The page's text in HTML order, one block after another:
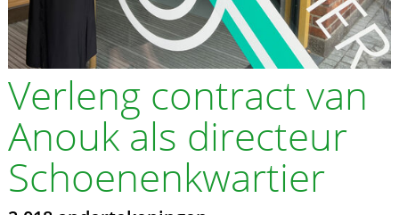
Verleng contract van
Anouk als directeur
Schoenenkwartier